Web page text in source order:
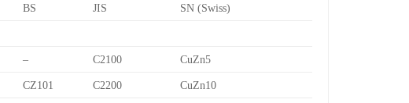
BS JIS SN (Swiss)
– C2100 CuZn5
CZ101 C2200 CuZn10